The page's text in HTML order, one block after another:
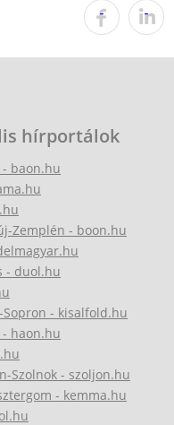
hírportálok
- baon.hu
Zemplén - boon.hu
- duol.hu
Sopron - kisalfold.hu
haon.hu
Szolnok - szoljon.hu
- kemma.hu